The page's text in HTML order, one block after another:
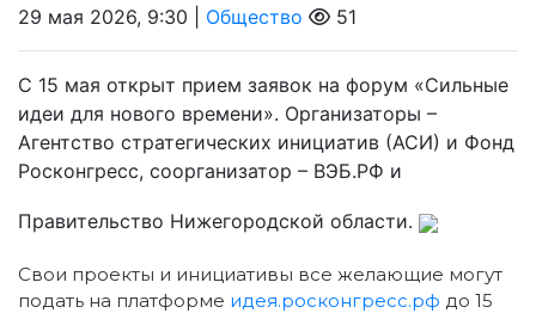
29 мая 2026, 9:30 | Общество 51
С 15 мая открыт прием заявок на форум «Сильные
идеи для нового времени». Организаторы –
Агентство стратегических инициатив (АСИ) и Фонд
Росконгресс, соорганизатор – ВЭБ.РФ и
Правительство Нижегородской области.
Свои проекты и инициативы все желающие могут
подать на платформе идея.росконгресс.рф до 15